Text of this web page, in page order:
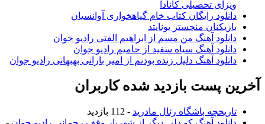
ویزای تحصیلی کانادا
دانلود رایگان کتاب خام گیاهخواری آوانسیان
بازیکنان منچستر یونایتد
دانلود آهنگ من مسم از ابراهیم الفتی رادیو جوان
دانلود آهنگ سیاه سفید از حامیم رادیو جوان
دانلود آهنگ دلیل زنده بودنم از امیر بارانی بهبهانی رادیو جوان
آخرین پست بازدید شده کاربران
تاریخچه باشگاه رئال مادرید - 112 بازدید